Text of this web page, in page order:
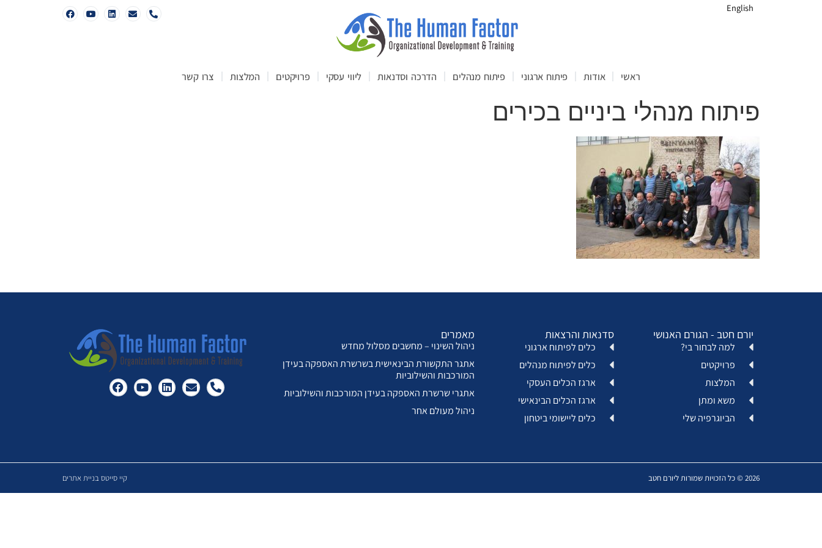
English
ראשי אודות פיתוח ארגוני פיתוח מנהלים הדרכה וסדנאות ליווי עסקי פרויקטים המלצות צרו קשר
פיתוח מנהלי ביניים בכירים
יורם חטב - הגורם האנושי
למה לבחור בי?
פרויקטים
המלצות
משא ומתן
הביוגרפיה שלי
סדנאות והרצאות
כלים לפיתוח ארגוני
כלים לפיתוח מנהלים
ארגז הכלים העסקי
ארגז הכלים הבינאישי
כלים ליישומי ביטחון
מאמרים
ניהול השינוי – מחשבים מסלול מחדש
אתגר התקשורת הבינאישית בשרשרת האספקה בעידן
המורכבות והשילוביות
אתגרי שרשרת האספקה בעידן המורכבות והשילוביות
ניהול מעולם אחר
2026 © כל הזכויות שמורות ליורם חטב קיי סייטס בניית אתרים